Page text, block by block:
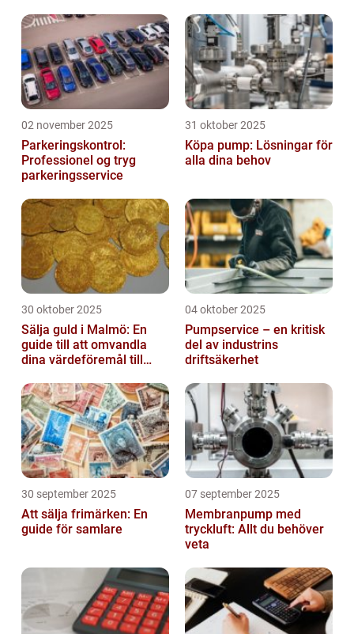
02 november 2025
Parkeringskontrol:
Professionel og tryg
parkeringsservice
31 oktober 2025
Köpa pump: Lösningar för
alla dina behov
30 oktober 2025
Sälja guld i Malmö: En
guide till att omvandla
dina värdeföremål till
04 oktober 2025
Pumpservice – en kritisk
del av industrins
driftsäkerhet
30 september 2025
Att sälja frimärken: En
guide för samlare
07 september 2025
Membranpump med
tryckluft: Allt du behöver
veta